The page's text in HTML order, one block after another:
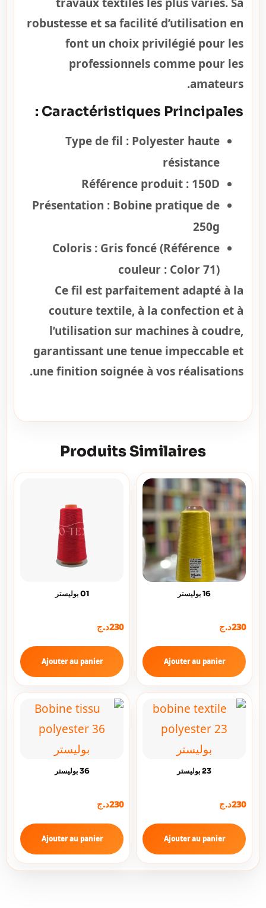
robustesse et sa facilité d’utilisation en
font un choix privilégié pour les
professionnels comme pour les
amateurs.
Caractéristiques Principales :
Type de fil : Polyester haute
résistance
Référence produit : 150D
Présentation : Bobine pratique de
250g
Coloris : Gris foncé (Référence
couleur : Color 71)
Ce fil est parfaitement adapté à la
couture textile, à la confection et à
l’utilisation sur machines à coudre,
garantissant une tenue impeccable et
une finition soignée à vos réalisations.
Produits Similaires
16 بوليستر
230د.ج
Ajouter au panier
01 بوليستر
230د.ج
Ajouter au panier
23 بوليستر
230د.ج
Ajouter au panier
36 بوليستر
230د.ج
Ajouter au panier